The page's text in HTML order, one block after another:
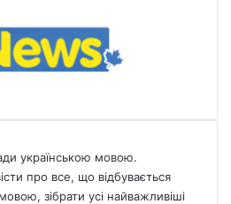
українською мовою.
про все, що відбувається
зібрати усі найважливіші